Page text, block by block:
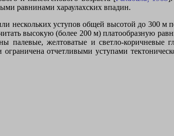
равнинами хараулахских впадин.
нескольких уступов общей высотой до 300 м
высокую (более 200 м) платообразную
палевые, желтоватые и светло-коричневые
отчетливыми уступами